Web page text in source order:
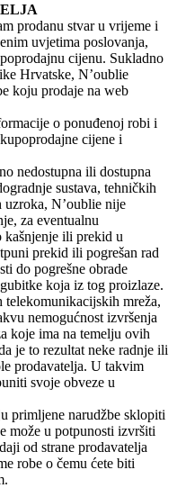
prodanu stvar u vrijeme i
uvjetima poslovanja,
cijenu. Sukladno
Hrvatske, N’oublie
koju prodaje na web
o ponuđenoj robi i
cijene i
nedostupna ili dostupna
sustava, tehničkih
uzroka, N’oublie nije
za eventualnu
kašnjenje ili prekid u
prekid ili pogrešan rad
do pogrešne obrade
koja iz tog proizlaze.
mreža,
nemogućnost izvršenja
koje ima na temelju ovih
je to rezultat neke radnje ili
prodavatelja. U takvim
svoje obveze u
primljene narudžbe sklopiti
može u potpunosti izvršiti
od strane prodavatelja
robe o čemu ćete biti